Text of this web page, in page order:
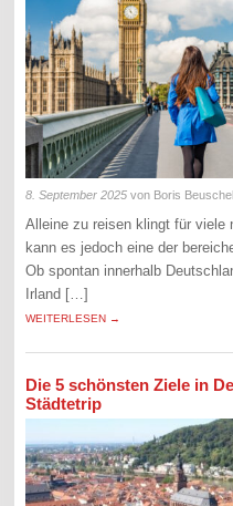
8. September 2025 von Boris Beuschel
Alleine zu reisen klingt für
kann es jedoch eine der
Ob spontan innerhalb
Irland […]
WEITERLESEN →
Die 5 schönsten Ziele in
Städtetrip